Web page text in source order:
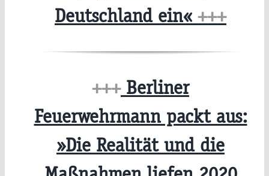
Deutschland ein« +++
+++Berliner
Feuerwehrmann packt aus:
»Die Realität und die